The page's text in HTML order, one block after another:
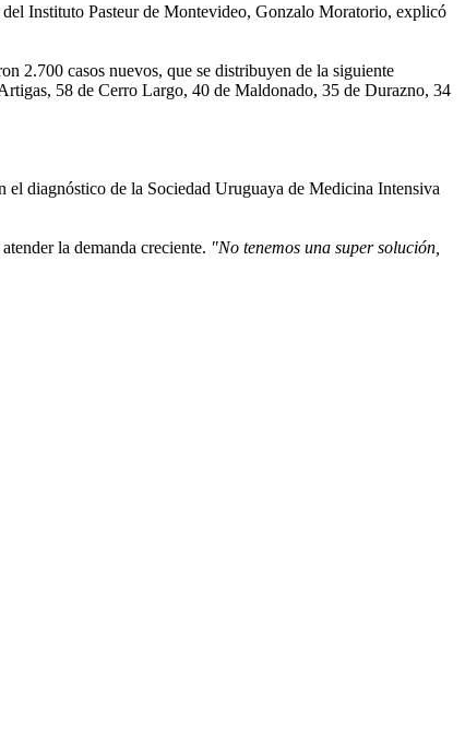
Instituto Pasteur de Montevideo, Gonzalo Moratorio, explicó
2.700 casos nuevos, que se distribuyen de la siguiente
58 de Cerro Largo, 40 de Maldonado, 35 de Durazno, 34
diagnóstico de la Sociedad Uruguaya de Medicina Intensiva
la demanda creciente. "No tenemos una super solución,